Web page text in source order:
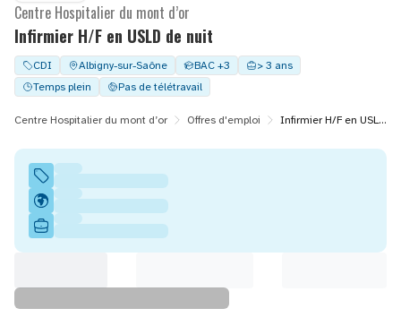
Infirmier H/F en USLD de nuit
Centre Hospitalier du mont d’or
CDI Albigny-sur-Saône BAC +3
> 3 ans
Temps plein
Pas de télétravail
Centre Hospitalier du mont d’or Offres d'emploi Infirmier H/F en USLD de nuit